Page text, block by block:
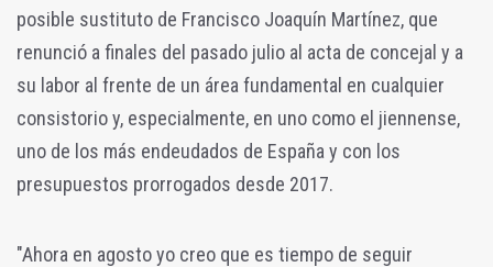
posible sustituto de Francisco Joaquín Martínez, que
renunció a finales del pasado julio al acta de concejal y a
su labor al frente de un área fundamental en cualquier
consistorio y, especialmente, en uno como el jiennense,
uno de los más endeudados de España y con los
presupuestos prorrogados desde 2017.
"Ahora en agosto yo creo que es tiempo de seguir